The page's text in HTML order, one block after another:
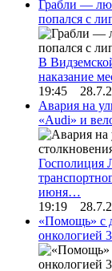
Грабли —
попался с
В
наказание
19:45
Авария на
«Audi» и
Госполиция
июня…
19:19
«Помощь» с
онкологией